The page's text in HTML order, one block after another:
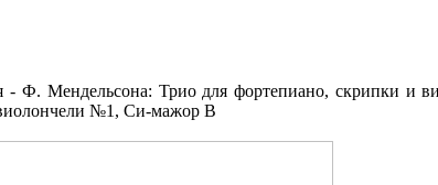
- Ф. Мендельсона: Трио для фортепиано, скрипки
№1, Си-мажор В